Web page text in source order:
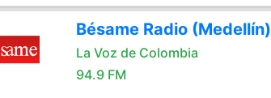
Bésame Radio (Medellín)
La Voz de Colombia
94.9 FM